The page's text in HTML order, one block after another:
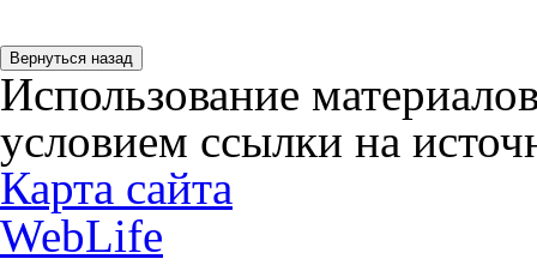
Использование
условием ссылки на
Карта сайта
WebLife